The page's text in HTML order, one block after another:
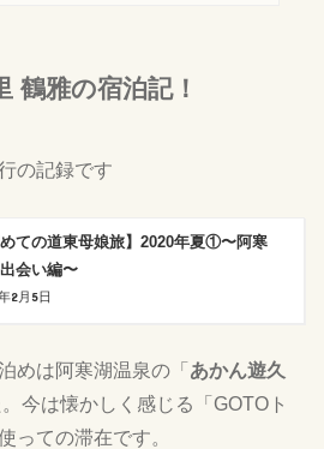
鶴雅の宿泊記！
の記録です
めての道東母娘旅】2020年夏①〜阿寒
会い編〜
2月5日
めは阿寒湖温泉の「あかん遊久
今は懐かしく感じる「GOTOト
っての滞在です。